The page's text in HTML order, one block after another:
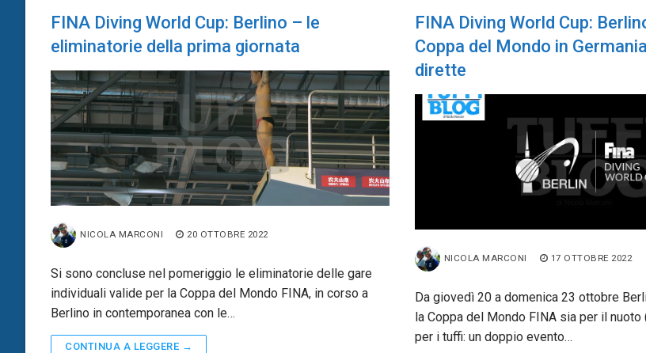
FINA Diving World Cup: Berlino – le
eliminatorie della prima giornata
NICOLA MARCONI 20 OTTOBRE 2022
Si sono concluse nel pomeriggio le eliminatorie delle gare
individuali valide per la Coppa del Mondo FINA, in corso a
Berlino in contemporanea con le…
CONTINUA A LEGGERE →
FINA Diving World Cup:
Coppa del Mondo in
dirette
NICOLA MARCONI 17 OTTOBRE 2022
Da giovedì 20 a domenica 23 ottobre
la Coppa del Mondo FINA sia per il nuoto
per i tuffi: un doppio evento…